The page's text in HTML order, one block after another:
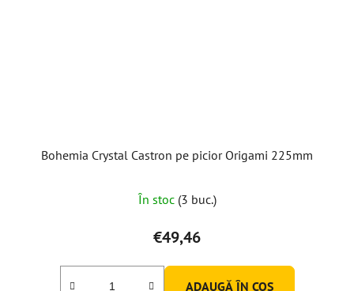
Bohemia Crystal Castron pe picior Origami 225mm
În stoc (3 buc.)
€49,46
ADAUGĂ ÎN COŞ